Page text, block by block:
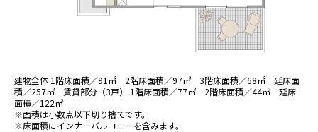
建物全体 1階床面積／91㎡ 2階床面積／97㎡ 3階床面積／68㎡ 延床面
積／257㎡ 賃貸部分（3戸） 1階床面積／77㎡ 2階床面積／44㎡ 延床
面積／122㎡
※面積は小数点以下切り捨てです。
※床面積にインナーバルコニーを含みます。